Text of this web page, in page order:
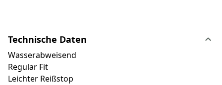
Technische Daten
Wasserabweisend
Regular Fit
Leichter Reißstop